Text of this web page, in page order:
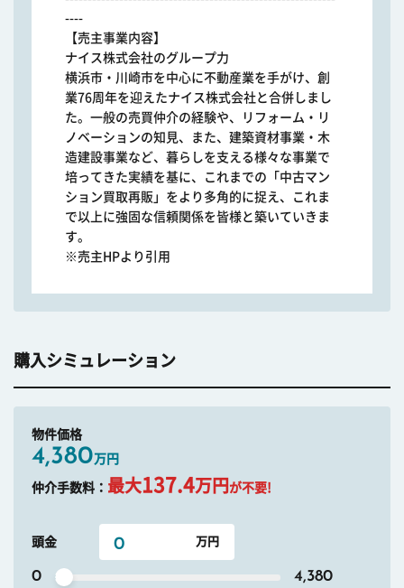
----
【売主事業内容】
ナイス株式会社のグループ力
横浜市・川崎市を中心に不動産業を手がけ、創
業76周年を迎えたナイス株式会社と合併しまし
た。一般の売買仲介の経験や、リフォーム・リ
ノベーションの知見、また、建築資材事業・木
造建設事業など、暮らしを支える様々な事業で
培ってきた実績を基に、これまでの「中古マン
ション買取再販」をより多角的に捉え、これま
で以上に強固な信頼関係を皆様と築いていきま
す。
※売主HPより引用
購入シミュレーション
物件価格
4,380万円
仲介手数料： 最大137.4万円 が不要!
頭金
0 4,380